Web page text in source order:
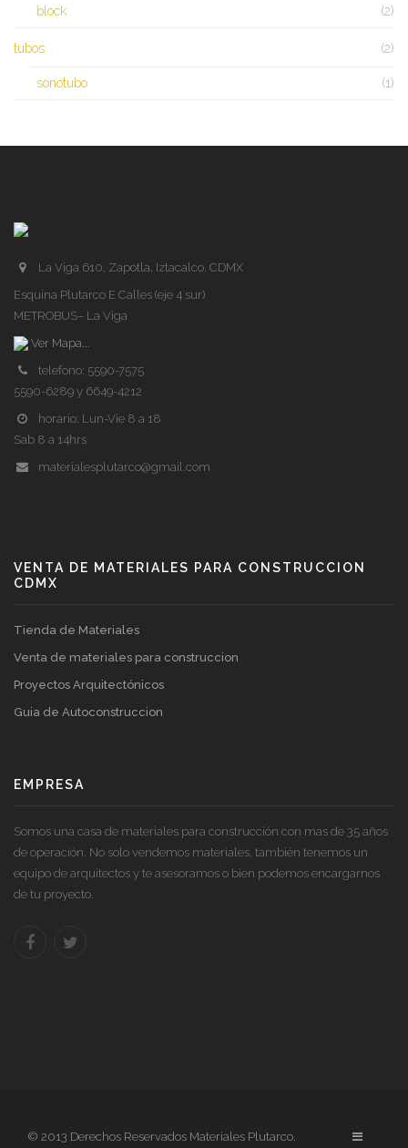
block (2)
tubos (2)
sonotubo (1)
La Viga 610, Zapotla, Iztacalco. CDMX
Esquina Plutarco E Calles (eje 4 sur)
METROBUS– La Viga
Ver Mapa...
telefono: 5590-7575
5590-6289 y 6649-4212
horario: Lun-Vie 8 a 18
Sab 8 a 14hrs
materialesplutarco@gmail.com
VENTA DE MATERIALES PARA CONSTRUCCION
CDMX
Tienda de Materiales
Venta de materiales para construccion
Proyectos Arquitectónicos
Guia de Autoconstruccion
EMPRESA
Somos una casa de materiales para construcción con mas de 35 años
de operación. No solo vendemos materiales, también tenemos un
equipo de arquitectos y te asesoramos o bien podemos encargarnos
de tu proyecto.
© 2013 Derechos Reservados Materiales Plutarco.